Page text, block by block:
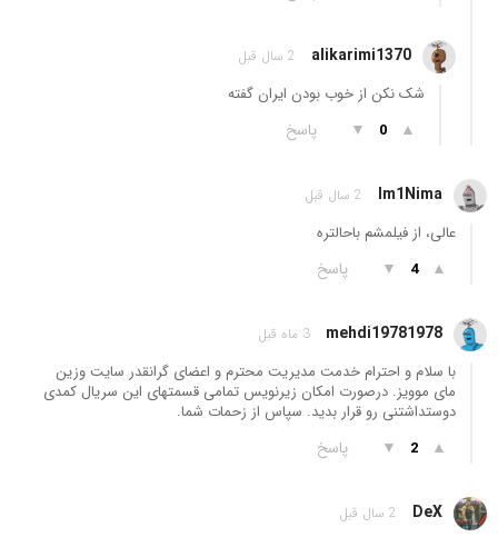
alikarimi1370 2 سال قبل
شک نکن از خوب بودن ایران گفته
▲
0
▼ پاسخ
Im1Nima 2 سال قبل
عالی، از فیلمشم باحالتره
▲
4
▼ پاسخ
mehdi19781978 3 ماه قبل
با سلام و احترام خدمت مدیریت محترم و اعضای گرانقدر سایت وزین
مای موویز. درصورت امکان زیرنویس تمامی قسمتهای این سریال کمدی
دوستداشتنی رو قرار بدید. سپاس از زحمات شما.
▲
2
▼ پاسخ
DeX 2 سال قبل